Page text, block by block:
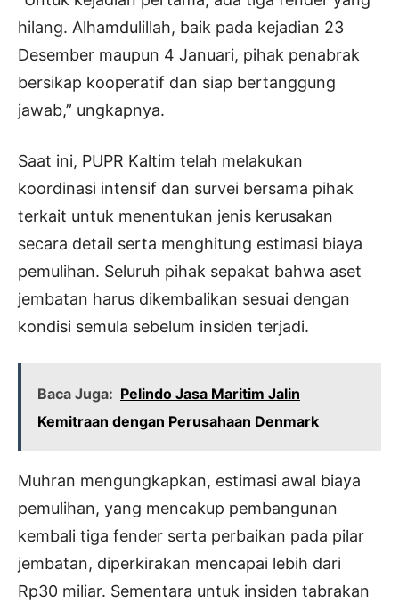
hilang. Alhamdulillah, baik pada kejadian 23
Desember maupun 4 Januari, pihak penabrak
bersikap kooperatif dan siap bertanggung
jawab,” ungkapnya.
Saat ini, PUPR Kaltim telah melakukan
koordinasi intensif dan survei bersama pihak
terkait untuk menentukan jenis kerusakan
secara detail serta menghitung estimasi biaya
pemulihan. Seluruh pihak sepakat bahwa aset
jembatan harus dikembalikan sesuai dengan
kondisi semula sebelum insiden terjadi.
Baca Juga: Pelindo Jasa Maritim Jalin
Kemitraan dengan Perusahaan Denmark
Muhran mengungkapkan, estimasi awal biaya
pemulihan, yang mencakup pembangunan
kembali tiga fender serta perbaikan pada pilar
jembatan, diperkirakan mencapai lebih dari
Rp30 miliar. Sementara untuk insiden tabrakan